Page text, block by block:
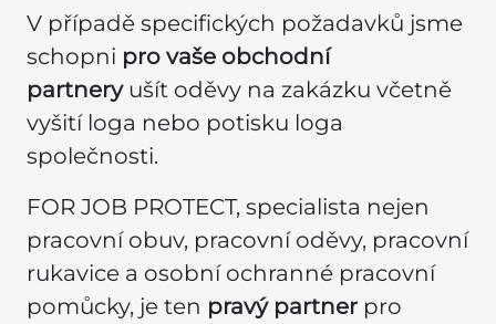
V případě specifických požadavků jsme
schopni pro vaše obchodní
partneryušít oděvy na zakázku včetně
vyšití loga nebo potisku loga
společnosti.
FOR JOB PROTECT, specialista nejen
pracovní obuv, pracovní oděvy, pracovní
rukavice a osobní ochranné pracovní
pomůcky, je ten pravý partner pro